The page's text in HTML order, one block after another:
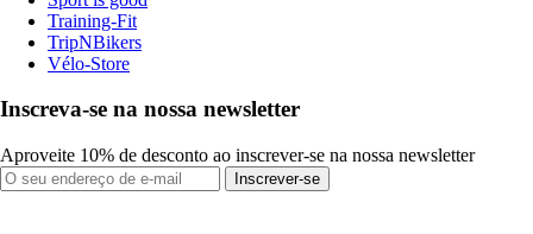
Training-Fit
TripNBikers
Vélo-Store
Inscreva-se na nossa newsletter
Aproveite 10% de desconto ao inscrever-se na nossa newsletter
Inscrever-se